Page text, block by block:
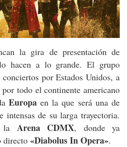
la gira de presentación de
hacen a lo grande. El grupo
por Estados Unidos, a
todo el continente americano
Europaen la que será una de
intensas de su larga trayectoria.
la Arena CDMX, donde ya
directo «Diabolus In Opera».